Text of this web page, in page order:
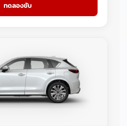
ทดลองขับ